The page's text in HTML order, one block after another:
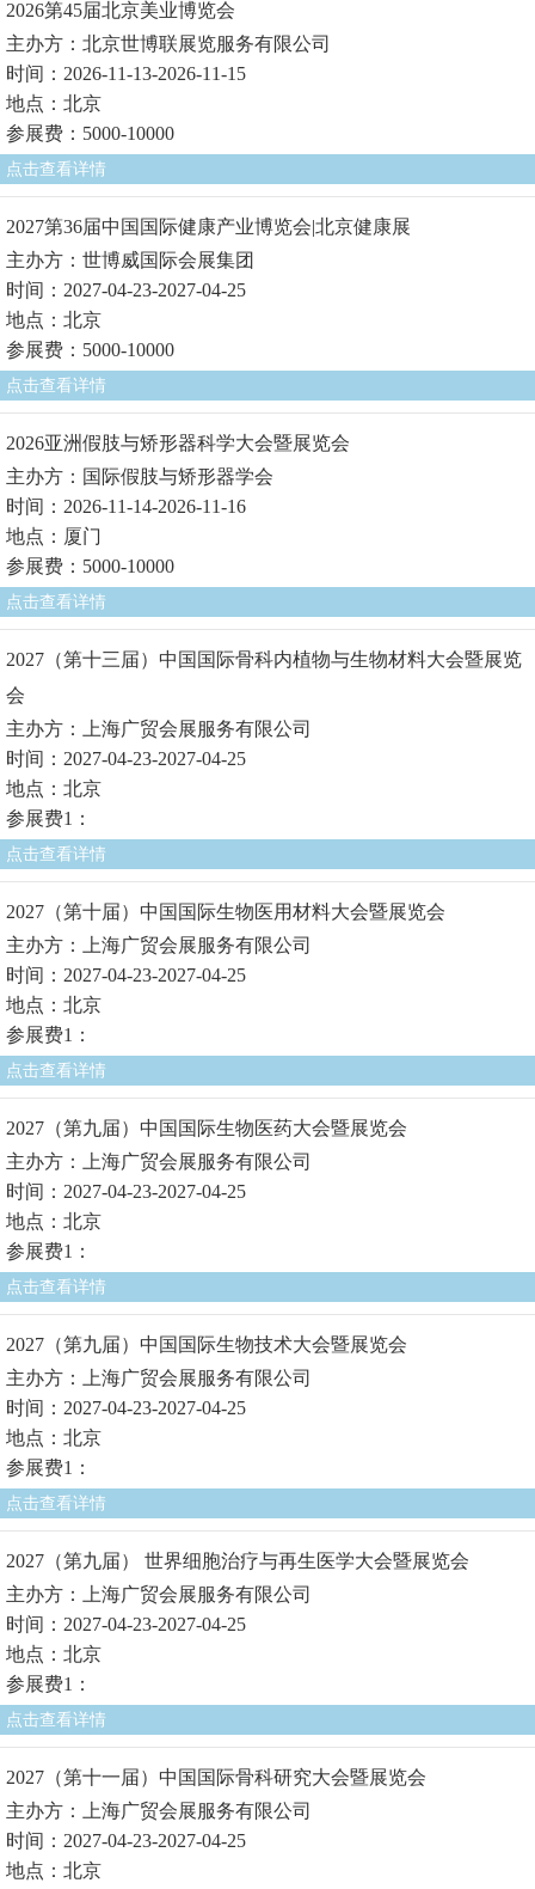
2026第45届北京美业博览会
主办方：北京世博联展览服务有限公司
时间：2026-11-13-2026-11-15
地点：北京
参展费：5000-10000
点击查看详情
2027第36届中国国际健康产业博览会|北京健康展
主办方：世博威国际会展集团
时间：2027-04-23-2027-04-25
地点：北京
参展费：5000-10000
点击查看详情
2026亚洲假肢与矫形器科学大会暨展览会
主办方：国际假肢与矫形器学会
时间：2026-11-14-2026-11-16
地点：厦门
参展费：5000-10000
点击查看详情
2027（第十三届）中国国际骨科内植物与生物材料大会暨展览
会
主办方：上海广贸会展服务有限公司
时间：2027-04-23-2027-04-25
地点：北京
参展费1：
点击查看详情
2027（第十届）中国国际生物医用材料大会暨展览会
主办方：上海广贸会展服务有限公司
时间：2027-04-23-2027-04-25
地点：北京
参展费1：
点击查看详情
2027（第九届）中国国际生物医药大会暨展览会
主办方：上海广贸会展服务有限公司
时间：2027-04-23-2027-04-25
地点：北京
参展费1：
点击查看详情
2027（第九届）中国国际生物技术大会暨展览会
主办方：上海广贸会展服务有限公司
时间：2027-04-23-2027-04-25
地点：北京
参展费1：
点击查看详情
2027（第九届） 世界细胞治疗与再生医学大会暨展览会
主办方：上海广贸会展服务有限公司
时间：2027-04-23-2027-04-25
地点：北京
参展费1：
点击查看详情
2027（第十一届）中国国际骨科研究大会暨展览会
主办方：上海广贸会展服务有限公司
时间：2027-04-23-2027-04-25
地点：北京